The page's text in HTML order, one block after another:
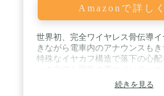
現しました。 ●疲れないデザイン
ザインで長時間利用でも疲れま
でも疲れません。 / 【長さ自由に
ホン首かけ部分伸縮式、自分に合
に調整できます。 / 【あんしん
Amazonで詳し
世界初、完全ワイヤレス骨伝導
きながら電車内のアナウンスもき
特殊なイヤカフ構造で落下の心
るから安心 / 汗をかいても蒸れな
地。音楽を聴きながら環境音も聞
続きを見る